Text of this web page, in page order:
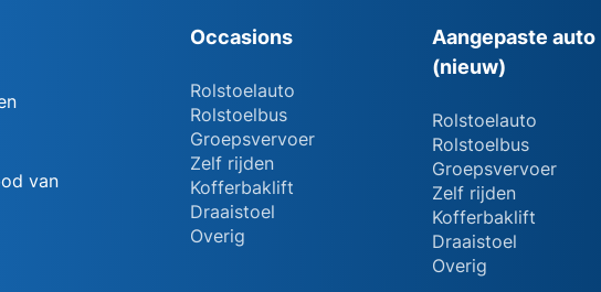
van
Occasions
Rolstoelauto
Rolstoelbus
Groepsvervoer
Zelf rijden
Kofferbaklift
Draaistoel
Overig
Aangepaste auto
(nieuw)
Rolstoelauto
Rolstoelbus
Groepsvervoer
Zelf rijden
Kofferbaklift
Draaistoel
Overig